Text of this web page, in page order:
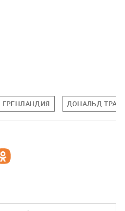
ГРЕНЛАНДИЯ ДОНАЛЬД